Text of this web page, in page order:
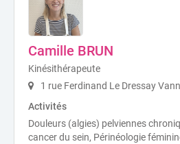
Camille BRUN
Kinésithérapeute
1 rue Ferdinand Le Dressay
Activités
Douleurs (algies) pelviennes
cancer du sein, Périnéologie